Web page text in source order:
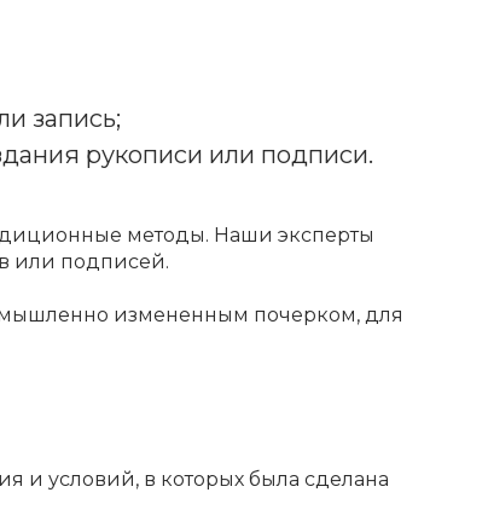
запись;
рукописи или подписи.
методы. Наши эксперты
или подписей.
измененным почерком, для
и условий, в которых была сделана